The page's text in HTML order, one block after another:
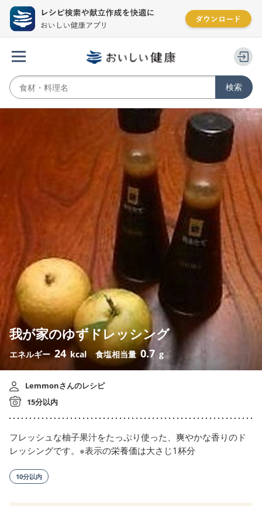
我が家のゆずドレッシング
エネルギー24 kcal 食塩相当量0.7 g
Lemmonさんのレシピ
15分以内
フレッシュな柚子果汁をたっぷり使った、爽やかな香りのド
レッシングです。※表示の栄養価は大さじ1杯分
10分以内